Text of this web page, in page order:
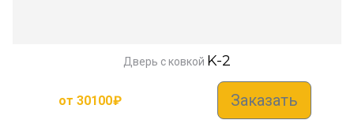
Дверь с ковкой K-2
от 30100₽ Заказать